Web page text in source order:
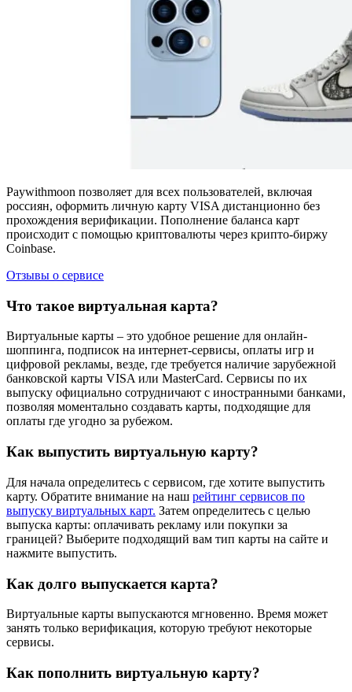
Paywithmoon позволяет для всех пользователей, включая
россиян, оформить личную карту VISA дистанционно без
прохождения верификации. Пополнение баланса карт
происходит с помощью криптовалюты через крипто-биржу
Coinbase.
Отзывы о сервисе
Что такое виртуальная карта?
Виртуальные карты – это удобное решение для онлайн-
шоппинга, подписок на интернет-сервисы, оплаты игр и
цифровой рекламы, везде, где требуется наличие зарубежной
банковской карты VISA или MasterCard. Сервисы по их
выпуску официально сотрудничают с иностранными банками,
позволяя моментально создавать карты, подходящие для
оплаты где угодно за рубежом.
Как выпустить виртуальную карту?
Для начала определитесь с сервисом, где хотите выпустить
карту. Обратите внимание на наш рейтинг сервисов по
выпуску виртуальных карт. Затем определитесь с целью
выпуска карты: оплачивать рекламу или покупки за
границей? Выберите подходящий вам тип карты на сайте и
нажмите выпустить.
Как долго выпускается карта?
Виртуальные карты выпускаются мгновенно. Время может
занять только верификация, которую требуют некоторые
сервисы.
Как пополнить виртуальную карту?